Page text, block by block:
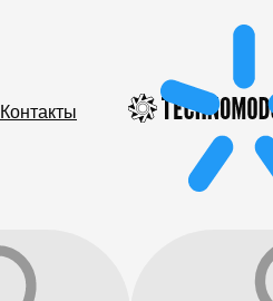
Контакты